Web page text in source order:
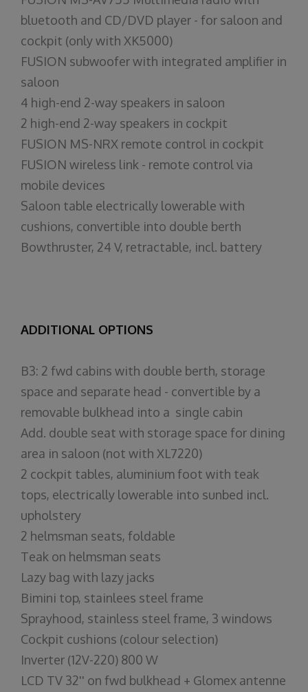
bluetooth and CD/DVD player - for saloon and
cockpit (only with XK5000)
FUSION subwoofer with integrated amplifier in
saloon
4 high-end 2-way speakers in saloon
2 high-end 2-way speakers in cockpit
FUSION MS-NRX remote control in cockpit
FUSION wireless link - remote control via
mobile devices
Saloon table electrically lowerable with
cushions, convertible into double berth
Bowthruster, 24 V, retractable, incl. battery
ADDITIONAL OPTIONS
B3: 2 fwd cabins with double berth, storage
space and separate head - convertible by a
removable bulkhead into a single cabin
Add. double seat with storage space for dining
area in saloon (not with XL7220)
2 cockpit tables, aluminium foot with teak
tops, electrically lowerable into sunbed incl.
upholstery
2 helmsman seats, foldable
Teak on helmsman seats
Lazy bag with lazy jacks
Bimini top, stainlees steel frame
Sprayhood, stainless steel frame, 3 windows
Cockpit cushions (colour selection)
Inverter (12V-220) 800 W
LCD TV 32'' on fwd bulkhead + Glomex antenne